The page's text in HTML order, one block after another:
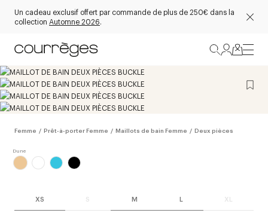
Un cadeau exclusif offert par commande de plus de 250€ dans la
collection Automne 2026.
Femme / Prêt-à-porter Femme / Maillots de bain Femme / Deux pièces
XS S M L XL